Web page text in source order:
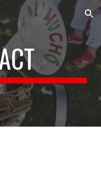
Skip to navigation